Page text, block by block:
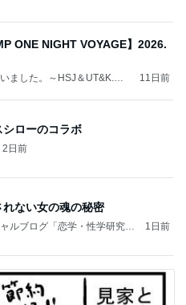
ONE NIGHT VOYAGE】2026.
ました。～HSJ＆UT&K.O.
11日前
ローのコラボ
2日前
ない女の魂の秘密
ルブログ「恋学・性学研究
1日前